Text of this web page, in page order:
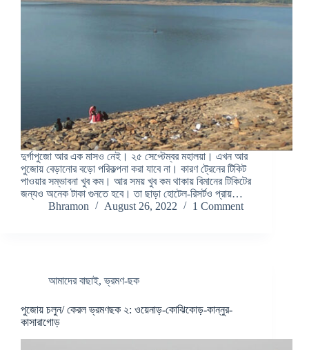
দুর্গাপুজো আর এক মাসও নেই। ২৫ সেপ্টেম্বর মহালয়া। এখন আর
পুজোয় বেড়ানোর বড়ো পরিকল্পনা করা যাবে না। কারণ ট্রেনের টিকিট
পাওয়ার সম্ভাবনা খুব কম। আর সময় খুব কম থাকায় বিমানের টিকিটের
জন্যও অনেক টাকা গুনতে হবে। তা ছাড়া হোটেল-রিসর্টও প্রায়…
Bhramon
August 26, 2022 1 Comment
আমাদের বাছাই,ভ্রমণ-ছক
পুজোয় চলুন/ কেরল ভ্রমণছক ২: ওয়েনাড়-কোঝিকোড়-কান্নুর-
কাসারাগোড়